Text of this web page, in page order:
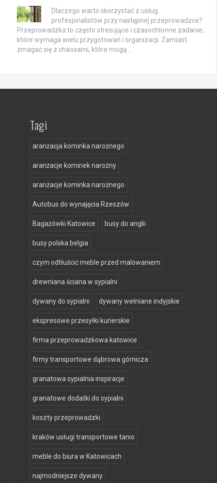
Dlaczego warto skorzystać z usług
profesjonalistów przy następnej przeprowadzce?
Przeprowadzka to często stresujące i czasochłonne zadanie,
które wymaga wielu przygotowań i organizacji. Zamiast
zmagać się z chaosami, które mogą …
Tagi
aranżacja kominka narożnego
aranżacje kominek narożny
aranżacje kominka narożnego
Autobus do wynajęcia Rzeszów
Bagażówki Katowice busy do anglii
busy polska belgia
czym odtłuścić meble przed malowaniem
drewniana ściana w sypialni
dywany do sypialni dywany wełniane indyjskie
ekspresowe przesyłki kurierskie
firma przeprowadzkowa katowice
firmy transportowe dąbrowa górnicza
granatowa sypialnia inspiracje
granatowe dodatki do sypialni
koszty przeprowadzki
kraków usługi transportowe tanio
meble do biura w Katowicach
najmodniejsze dywany